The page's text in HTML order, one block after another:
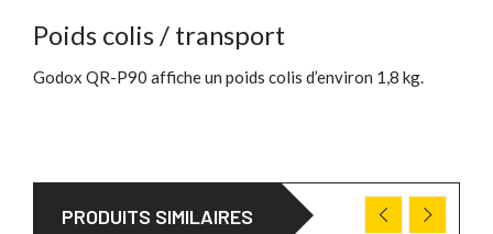
Poids colis / transport
Godox QR-P90 affiche un poids colis d’environ 1,8 kg.
PRODUITS SIMILAIRES